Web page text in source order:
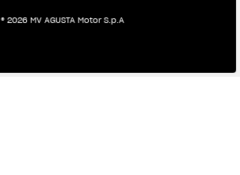
® 2026 MV AGUSTA Motor S.p.A